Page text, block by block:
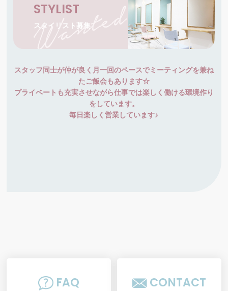
STYLIST
スタイリスト募集
スタッフ同士が仲が良く月一回のペースでミーティングを兼ね
たご飯会もあります☆
プライベートも充実させながら仕事では楽しく働ける環境作り
をしています。
毎日楽しく営業しています♪
FAQ CONTACT